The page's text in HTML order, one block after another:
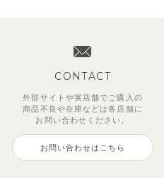
CONTACT
外部サイトや実店舗でご購入の
商品不良や在庫などは各店舗に
お問い合わせください。
お問い合わせはこちら